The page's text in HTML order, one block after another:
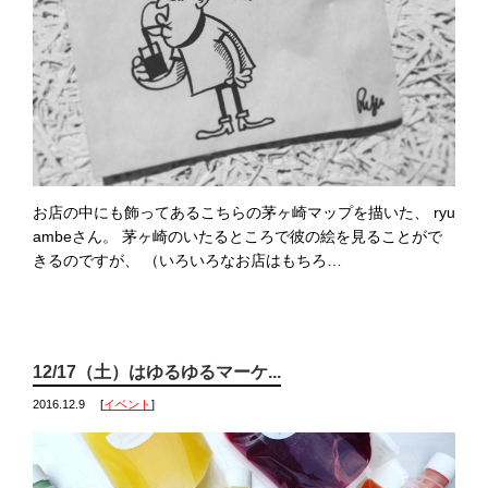
お店の中にも飾ってあるこちらの茅ヶ崎マップを描いた、 ryu
ambeさん。 茅ヶ崎のいたるところで彼の絵を見ることがで
きるのですが、 （いろいろなお店はもちろ…
12/17（土）はゆるゆるマーケ...
2016.12.9 [イベント]